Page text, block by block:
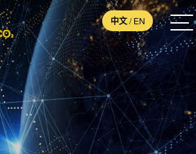
中文/EN